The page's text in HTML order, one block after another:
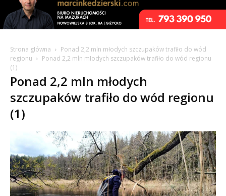
Strona główna
Ponad 2,2 mln młodych szczupaków trafiło do wód
regionu
Ponad 2,2 mln młodych szczupaków trafiło do wód regionu
(1)
Ponad 2,2 mln młodych
szczupaków trafiło do wód regionu
(1)